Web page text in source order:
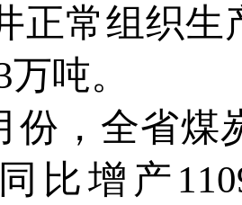
正常组织生
吨。
全省煤炭
比增产